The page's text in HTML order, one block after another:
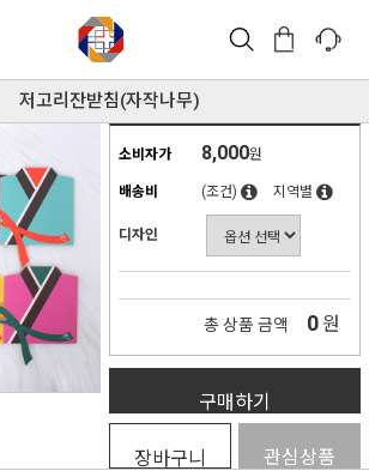
저고리잔받침(자작나무)
소비자가 8,000원
배송비 (조건) 지역별
디자인
총 상품 금액 0 원
구매하기
장바구니 관심상품